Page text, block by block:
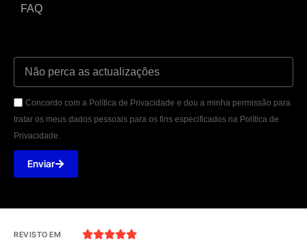
FAQ
Concordo com a Política de Privacidade e dou a minha permissão para
tratar os meus dados pessoais para os fins especificados na Política de
Privacidade.
Enviar
REVISTO EM 